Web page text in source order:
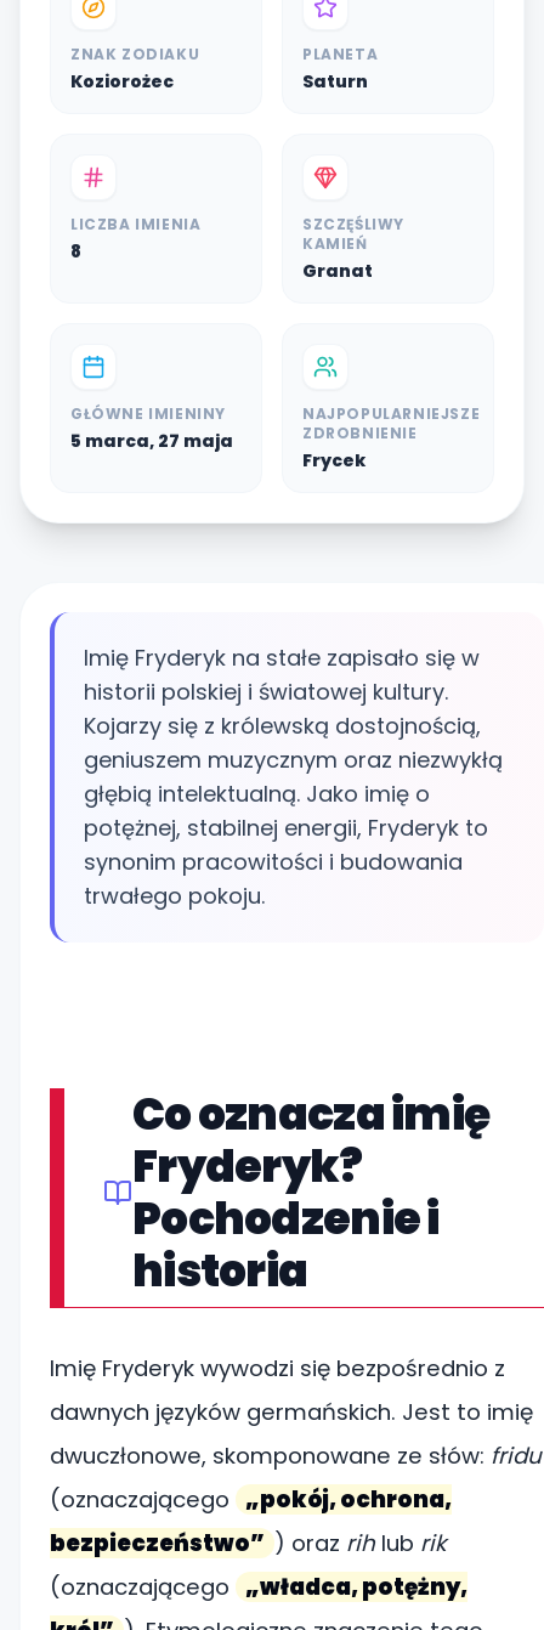
ZNAK ZODIAKU
Koziorożec
PLANETA
Saturn
LICZBA IMIENIA
8
SZCZĘŚLIWY
KAMIEŃ
Granat
GŁÓWNE IMIENINY
5 marca, 27 maja
NAJPOPULARNIEJSZE
ZDROBNIENIE
Frycek
Imię Fryderyk na stałe zapisało się w
historii polskiej i światowej kultury.
Kojarzy się z królewską dostojnością,
geniuszem muzycznym oraz niezwykłą
głębią intelektualną. Jako imię o
potężnej, stabilnej energii, Fryderyk to
synonim pracowitości i budowania
trwałego pokoju.
Co oznacza imię
Fryderyk?
Pochodzenie i
historia
Imię Fryderyk wywodzi się bezpośrednio z
dawnych języków germańskich. Jest to imię
dwuczłonowe, skomponowane ze słów: fridu
(oznaczającego „pokój, ochrona,
bezpieczeństwo” ) oraz rih lub rik
(oznaczającego „władca, potężny,